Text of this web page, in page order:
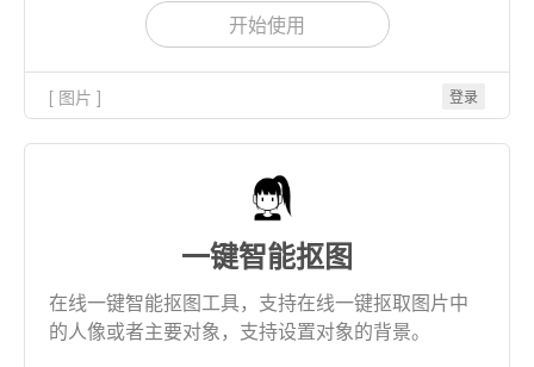
开始使用
[ 图片 ] 登录
一键智能抠图
在线一键智能抠图工具，支持在线一键抠取图片中
的人像或者主要对象，支持设置对象的背景。